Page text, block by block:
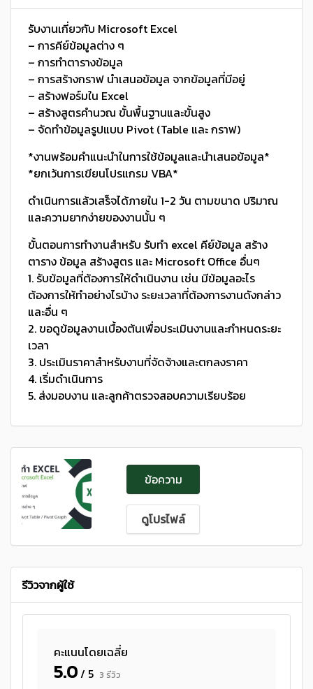
รับงานเกี่ยวกับ Microsoft Excel
– การคีย์ข้อมูลต่าง ๆ
– การทำตารางข้อมูล
– การสร้างกราฟ นำเสนอข้อมูล จากข้อมูลที่มีอยู่
– สร้างฟอร์มใน Excel
– สร้างสูตรคำนวณ ขั้นพื้นฐานและขั้นสูง
– จัดทำข้อมูลรูปแบบ Pivot (Table และ กราฟ)
*งานพร้อมคำแนะนำในการใช้ข้อมูลและนำเสนอข้อมูล*
*ยกเว้นการเขียนโปรแกรม VBA*
ดำเนินการแล้วเสร็จได้ภายใน 1-2 วัน ตามขนาด ปริมาณ
และความยากง่ายของงานนั้น ๆ
ขั้นตอนการทำงานสำหรับ รับทำ excel คีย์ข้อมูล สร้าง
ตาราง ข้อมูล สร้างสูตร และ Microsoft Office อื่นๆ
1. รับข้อมูลที่ต้องการให้ดำเนินงาน เช่น มีข้อมูลอะไร
ต้องการให้ทำอย่างไรบ้าง ระยะเวลาที่ต้องการงานดังกล่าว
และอื่น ๆ
2. ขอดูข้อมูลงานเบื้องต้นเพื่อประเมินงานและกำหนดระยะ
เวลา
3. ประเมินราคาสำหรับงานที่จัดจ้างและตกลงราคา
4. เริ่มดำเนินการ
5. ส่งมอบงาน และลูกค้าตรวจสอบความเรียบร้อย
ข้อความ
ดูโปรไฟล์
รีวิวจากผู้ใช้
คะแนนโดยเฉลี่ย
5.0/ 5 3 รีวิว